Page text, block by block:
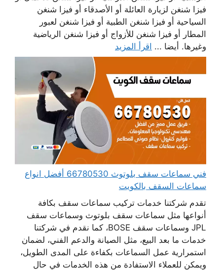
فيزا شنغن لزيارة العائلة أو الأصدقاء أو فيزا شنغن
السياحية أو فيزا شنغن الطبية أو فيزا شنغن لعبور
المطار أو فيزا شنغن للأزواج أو فيزا شنغن الرياضية
وغيرها. أيضا ... اقرأ المزيد
فني سماعات سقف بلوتوث 66780530 أفضل انواع
سماعات السقف بالكويت
تقدم شركتنا خدمات تركيب سماعات سقف بكافة
أنواعها مثل سماعات سقف بلوتوث وسماعات سقف
JPL وسماعات سقف BOSE، كما نقدم في شركتنا
خدمات ما بعد البيع، مثل الصيانة والدعم الفني، لضمان
استمرارية عمل السماعات بكفاءة على المدى الطويل،
ويمكن للعملاء الاستفادة من هذه الخدمات في حال